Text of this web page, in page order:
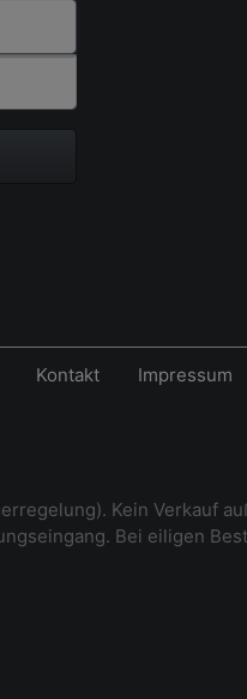
Kontakt Impressum
Kein Verkauf
Bei eiligen